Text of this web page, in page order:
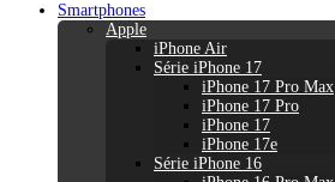
Smartphones
Apple
iPhone Air
Série iPhone 17
iPhone 17 Pro Max
iPhone 17 Pro
iPhone 17
iPhone 17e
Série iPhone 16